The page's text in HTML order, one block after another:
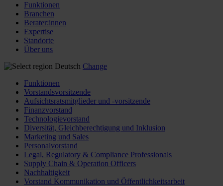
Funktionen
Branchen
Berater:innen
Expertise
Standorte
Über uns
Deutsch Change
Funktionen
Vorstandsvorsitzende
Aufsichtsratsmitglieder und -vorsitzende
Finanzvorstand
Technologievorstand
Diversität, Gleichberechtigung und Inklusion
Marketing und Sales
Personalvorstand
Legal, Regulatory & Compliance Professionals
Supply Chain & Operation Officers
Nachhaltigkeit
Vorstand Kommunikation und Öffentlichkeitsarbeit